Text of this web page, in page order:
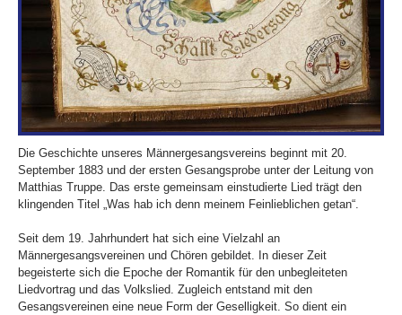
Die Geschichte unseres Männergesangsvereins beginnt mit 20.
September 1883 und der ersten Gesangsprobe unter der Leitung von
Matthias Truppe. Das erste gemeinsam einstudierte Lied trägt den
klingenden Titel „Was hab ich denn meinem Feinlieblichen getan“.
Seit dem 19. Jahrhundert hat sich eine Vielzahl an
Männergesangsvereinen und Chören gebildet. In dieser Zeit
begeisterte sich die Epoche der Romantik für den unbegleiteten
Liedvortrag und das Volkslied. Zugleich entstand mit den
Gesangsvereinen eine neue Form der Geselligkeit. So dient ein